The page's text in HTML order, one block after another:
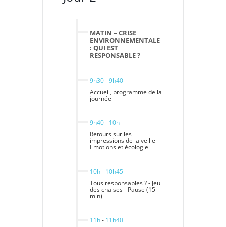
MATIN – CRISE
ENVIRONNEMENTALE
: QUI EST
RESPONSABLE ?
9h30-9h40
Accueil, programme de la
journée
9h40- 10h
Retours sur les
impressions de la veille -
Emotions et écologie
10h- 10h45
Tous responsables ? - Jeu
des chaises - Pause (15
min)
11h- 11h40